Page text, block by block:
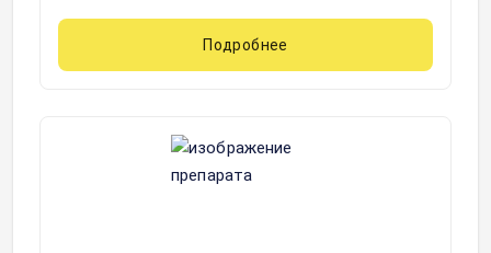
Подробнее